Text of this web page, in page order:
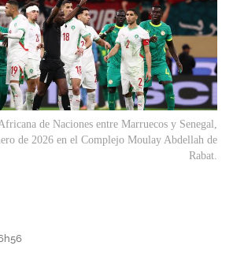
de Naciones entre Marruecos y Senegal,
de 2026 en el Complejo Moulay Abdellah de
Rabat.